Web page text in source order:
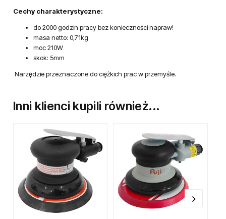
Cechy charakterystyczne:
do 2000 godzin pracy bez konieczności napraw!
masa netto: 0,71kg
moc 210W
skok: 5mm
Narzędzie przeznaczone do ciężkich prac w przemyśle.
Inni klienci kupili również...